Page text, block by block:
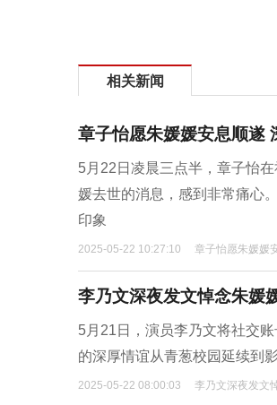
相关新闻
章子怡愿朱媛媛安息顺遂
5月22日凌晨三点半，章子怡
媛去世的消息，感到非常痛心
印象
2025-05-22 10:27:10 章子怡愿朱媛媛
李乃文深夜发文悼念朱媛
5月21日，演员李乃文将社交
的深厚情谊从青葱校园延续到
2025-05-22 08:00:03 李乃文深夜发文